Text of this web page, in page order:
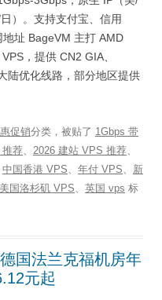
）。支持支付宝、信用
址 BageVM 主打 AMD
，提供 CN2 GIA、
陆优化线路，部分地区提供
促销分类，被贴了 1Gbps 带
推荐、 2026 建站 VPS 推荐、
中国香港 VPS、 年付 VPS、 新
美国洛杉矶 VPS、 英国 vps 标
国法兰克福机房年
元起